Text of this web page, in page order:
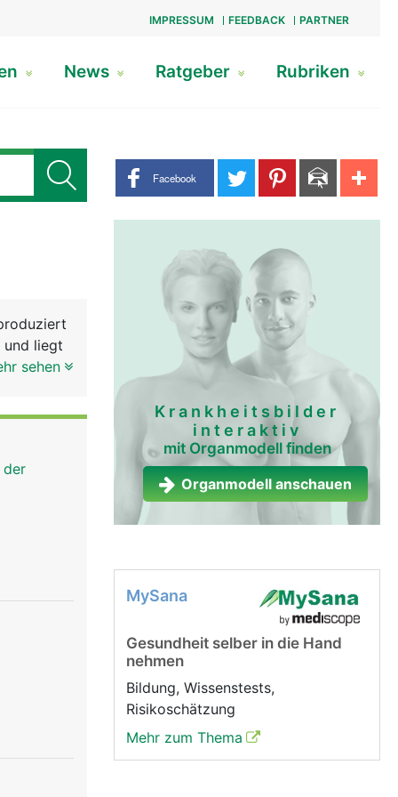
IMPRESSUM FEEDBACK PARTNER
News Ratgeber Rubriken
Share buttons
Facebook
und liegt
mit
sehen
der
Krankheitsbilder
interaktiv
mit Organmodell finden
Organmodell anschauen
MySana
Gesundheit selber in die Hand
nehmen
Bildung, Wissenstests,
Risikoschätzung
Mehr zum Thema